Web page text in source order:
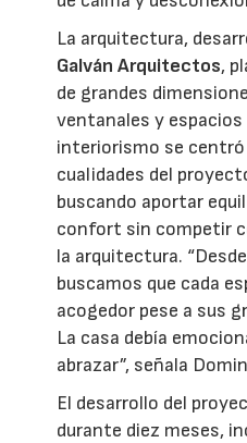
La arquitectura,
Galván Arquitectos,
de grandes
ventanales y
interiorismo se
cualidades del
buscando aportar
confort sin competir
la arquitectura.
buscamos que cada
acogedor pese a sus
La casa debía
abrazar”, señala
El desarrollo del
durante diez meses,